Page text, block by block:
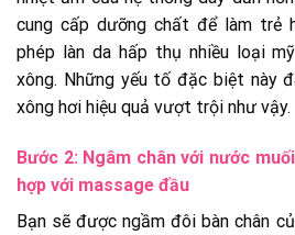
cung cấp dưỡng chất để làm trẻ
phép làn da hấp thụ nhiều loại
xông. Những yếu tố đặc biệt này
xông hơi hiệu quả vượt trội như vậy.
Bước 2: Ngâm chân với nước
hợp với massage đầu
Bạn sẽ được ngầm đôi bàn chân